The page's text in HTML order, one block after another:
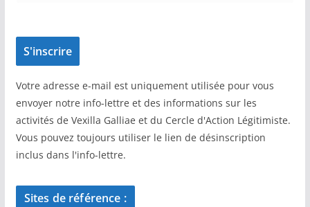
Votre adresse e-mail est uniquement utilisée pour vous
envoyer notre info-lettre et des informations sur les
activités de Vexilla Galliae et du Cercle d'Action Légitimiste.
Vous pouvez toujours utiliser le lien de désinscription
inclus dans l'info-lettre.
Sites de référence :